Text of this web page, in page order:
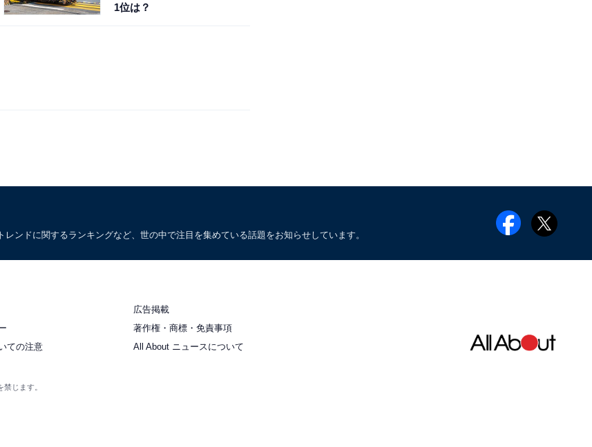
1位は？
ンドに関するランキングなど、世の中で注目を集めている話題をお知らせしています。
広告掲載
著作権・商標・免責事項
ての注意
All About ニュースについて
じます。